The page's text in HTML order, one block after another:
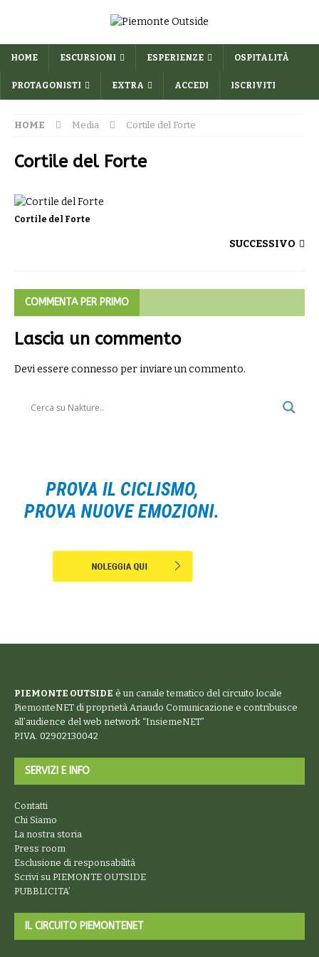
HOME ESCURSIONI ESPERIENZE OSPITALITÀ
PROTAGONISTI EXTRA ACCEDI ISCRIVITI
HOME Media Cortile del Forte
Cortile del Forte
Cortile del Forte
SUCCESSIVO
COMMENTA PER PRIMO
Lascia un commento
Devi essere connesso per inviare un commento.
PIEMONTE OUTSIDE è un canale tematico del circuito locale
PiemonteNET di proprietà Ariaudo Comunicazione e contribuisce
all’audience del web network “InsiemeNET”
P.IVA. 02902130042
SERVIZI E INFO
Contatti
Chi Siamo
La nostra storia
Press room
Esclusione di responsabilità
Scrivi su PIEMONTE OUTSIDE
PUBBLICITA’
IL CIRCUITO PIEMONTENET